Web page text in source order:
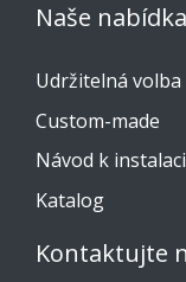
Naše nabídka
Udržitelná volba
Custom-made
Návod k instalaci
Katalog
Kontaktujte